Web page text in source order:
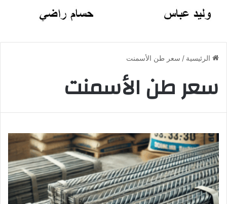
الرئيسية / سعر طن الأسمنت
سعر طن الأسمنت